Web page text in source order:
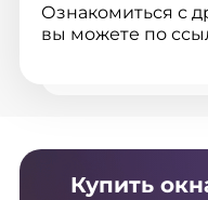
Ознакомиться с
вы можете по
Купить